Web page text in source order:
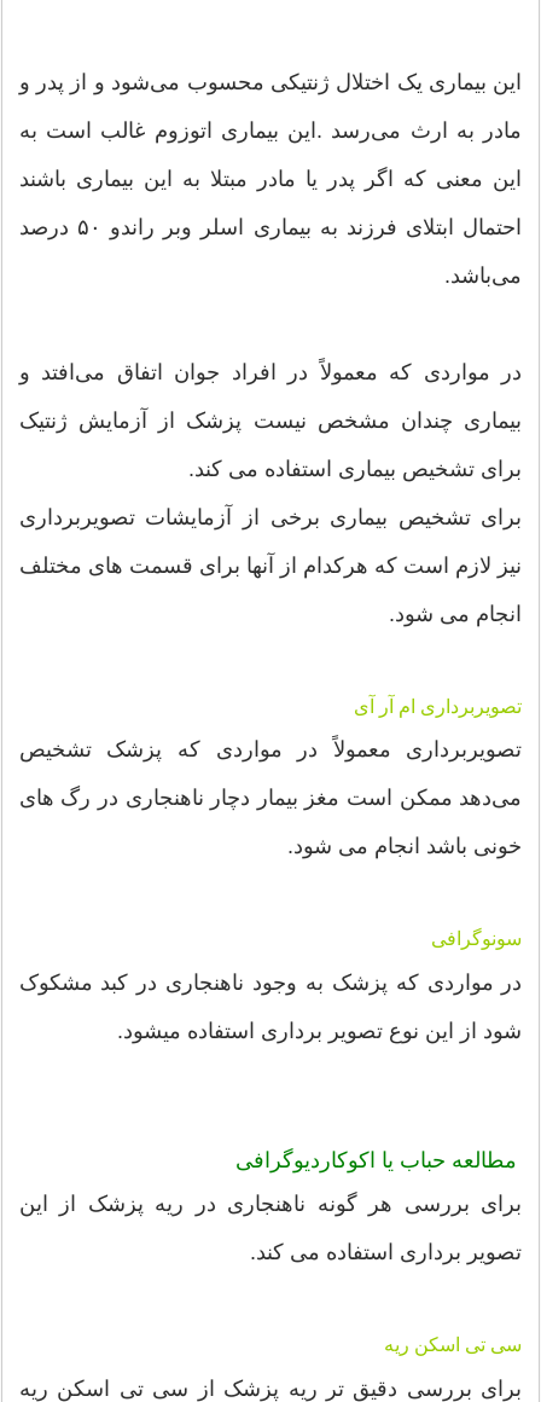
این بیماری یک اختلال ژنتیکی محسوب می‌شود و از پدر و
مادر به ارث می‌رسد .این بیماری اتوزوم غالب است به
این معنی که اگر پدر یا مادر مبتلا به این بیماری باشند
احتمال ابتلای فرزند به بیماری اسلر وبر راندو ۵۰ درصد
می‌باشد.
در مواردی که معمولاً در افراد جوان اتفاق می‌افتد و
بیماری چندان مشخص نیست پزشک از آزمایش ژنتیک
برای تشخیص بیماری استفاده می کند.
برای تشخیص بیماری برخی از آزمایشات تصویربرداری
نیز لازم است که هرکدام از آنها برای قسمت های مختلف
انجام می شود.
تصویربرداری ام آر آی
تصویربرداری معمولاً در مواردی که پزشک تشخیص
می‌دهد ممکن است مغز بیمار دچار ناهنجاری در رگ های
خونی باشد انجام می شود.
سونوگرافی
در مواردی که پزشک به وجود ناهنجاری در کبد مشکوک
شود از این نوع تصویر برداری استفاده میشود.
مطالعه حباب یا اکوکاردیوگرافی
برای بررسی هر گونه ناهنجاری در ریه پزشک از این
تصویر برداری استفاده می کند.
سی تی اسکن ریه
برای بررسی دقیق تر ریه پزشک از سی تی اسکن ریه